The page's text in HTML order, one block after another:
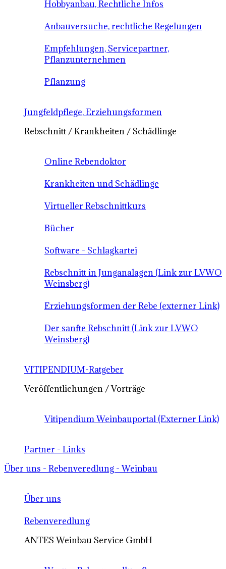
Hobbyanbau, Rechtliche Infos
Anbauversuche, rechtliche Regelungen
Empfehlungen, Servicepartner,
Pflanzunternehmen
Pflanzung
Jungfeldpflege, Erziehungsformen
Rebschnitt / Krankheiten / Schädlinge
Online Rebendoktor
Krankheiten und Schädlinge
Virtueller Rebschnittkurs
Bücher
Software - Schlagkartei
Rebschnitt in Junganalagen (Link zur LVWO
Weinsberg)
Erziehungsformen der Rebe (externer Link)
Der sanfte Rebschnitt (Link zur LVWO
Weinsberg)
VITIPENDIUM-Ratgeber
Veröffentlichungen / Vorträge
Vitipendium Weinbauportal (Externer Link)
Partner - Links
Über uns - Rebenveredlung - Weinbau
Über uns
Rebenveredlung
ANTES Weinbau Service GmbH